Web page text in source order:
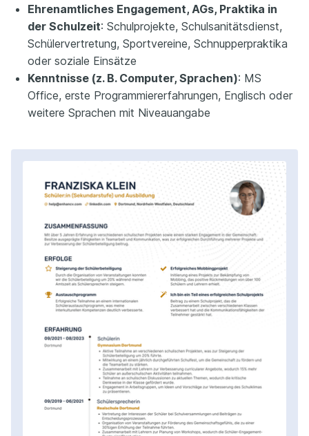
Ehrenamtliches Engagement, AGs, Praktika in
der Schulzeit: Schulprojekte, Schulsanitätsdienst,
Schülervertretung, Sportvereine, Schnupperpraktika
oder soziale Einsätze
Kenntnisse (z. B. Computer, Sprachen): MS
Office, erste Programmiererfahrungen, Englisch oder
weitere Sprachen mit Niveauangabe